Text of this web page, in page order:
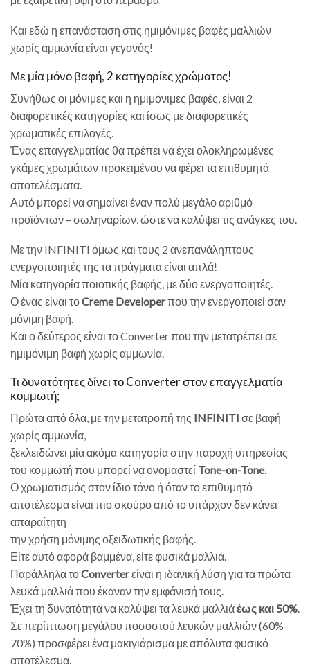
Και εδώ η επανάσταση στις ημιμόνιμες βαφές μαλλιών
χωρίς αμμωνία είναι γεγονός!
Με μία μόνο βαφή, 2 κατηγορίες χρώματος!
Συνήθως οι μόνιμες και η ημιμόνιμες βαφές, είναι 2
διαφορετικές κατηγορίες και ίσως με διαφορετικές
χρωματικές επιλογές.
Ένας επαγγελματίας θα πρέπει να έχει ολοκληρωμένες
γκάμες χρωμάτων προκειμένου να φέρει τα επιθυμητά
αποτελέσματα.
Αυτό μπορεί να σημαίνει έναν πολύ μεγάλο αριθμό
προϊόντων – σωληναρίων, ώστε να καλύψει τις ανάγκες του.
Με την INFINITI όμως και τους 2 ανεπανάληπτους
ενεργοποιητές της τα πράγματα είναι απλά!
Μία κατηγορία ποιοτικής βαφής, με δύο ενεργοποιητές.
Ο ένας είναι τοCreme Developerπου την ενεργοποιεί σαν
μόνιμη βαφή.
Και ο δεύτερος είναι το Converter που την μετατρέπει σε
ημιμόνιμη βαφή χωρίς αμμωνία.
Τι δυνατότητες δίνει το Converter στον επαγγελματία
κομμωτή;
Πρώτα από όλα, με την μετατροπή της INFINITI σε βαφή
χωρίς αμμωνία,
ξεκλειδώνει μία ακόμα κατηγορία στην παροχή υπηρεσίας
του κομμωτή που μπορεί να ονομαστεί Tone-on-Tone.
Ο χρωματισμός στον ίδιο τόνο ή όταν το επιθυμητό
αποτέλεσμα είναι πιο σκούρο από το υπάρχον δεν κάνει
απαραίτητη
την χρήση μόνιμης οξειδωτικής βαφής.
Είτε αυτό αφορά βαμμένα, είτε φυσικά μαλλιά.
Παράλληλα τοConverterείναι η ιδανική λύση για τα πρώτα
λευκά μαλλιά που έκαναν την εμφάνισή τους.
Έχει τη δυνατότητα να καλύψει τα λευκά μαλλιάέως και 50%.
Σε περίπτωση μεγάλου ποσοστού λευκών μαλλιών (60%-
70%) προσφέρει ένα μακιγιάρισμα με απόλυτα φυσικό
αποτέλεσμα.